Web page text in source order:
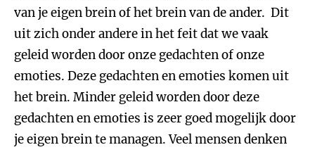
van je eigen brein of het brein van de ander. Dit
uit zich onder andere in het feit dat we vaak
geleid worden door onze gedachten of onze
emoties. Deze gedachten en emoties komen uit
het brein. Minder geleid worden door deze
gedachten en emoties is zeer goed mogelijk door
je eigen brein te managen. Veel mensen denken